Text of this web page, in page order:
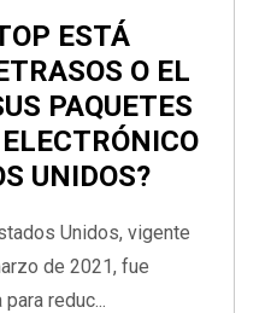
ESTÁ
O EL
PAQUETES
UNIDOS?
Unidos, vigente
de 2021, fue
reduc...